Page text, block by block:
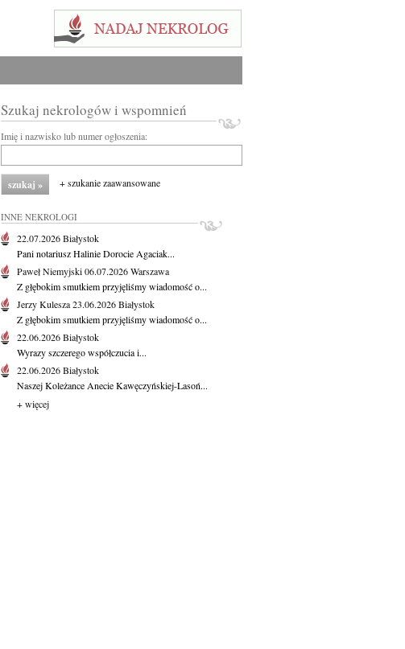
Szukaj nekrologów i wspomnień
Imię i nazwisko lub numer ogłoszenia:
+ szukanie zaawansowane
INNE NEKROLOGI
22.07.2026Białystok
Pani notariusz Halinie Dorocie Agaciak...
Paweł Niemyjski06.07.2026Warszawa
Z głębokim smutkiem przyjęliśmy wiadomość o...
Jerzy Kulesza23.06.2026Białystok
Z głębokim smutkiem przyjęliśmy wiadomość o...
22.06.2026Białystok
Wyrazy szczerego współczucia i...
22.06.2026Białystok
Naszej Koleżance Anecie Kawęczyńskiej-Lasoń...
+ więcej